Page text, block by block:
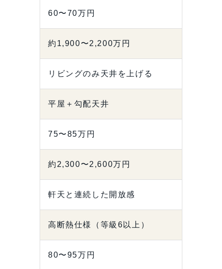
60〜70万円
約1,900〜2,200万円
リビングのみ天井を上げる
平屋＋勾配天井
75〜85万円
約2,300〜2,600万円
軒天と連続した開放感
高断熱仕様（等級6以上）
80〜95万円